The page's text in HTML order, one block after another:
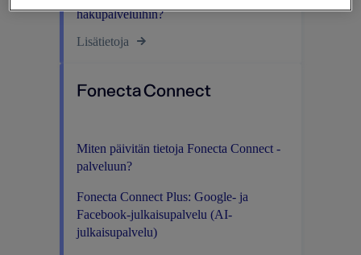
hakupalveluihin?
Lisätietoja
Fonecta Connect
Miten päivitän tietoja Fonecta Connect -
palveluun?
Fonecta Connect Plus: Google- ja
Facebook-julkaisupalvelu (AI-
julkaisupalvelu)